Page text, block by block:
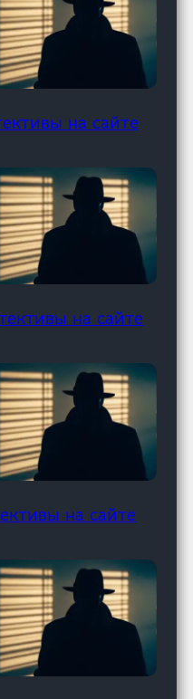
на сайте
на сайте
на сайте